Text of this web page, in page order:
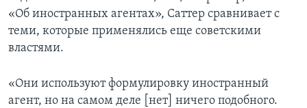
«Об иностранных агентах», Саттер сравнивает с
теми, которые применялись еще советскими
властями.
«Они используют формулировку иностранный
агент, но на самом деле [нет] ничего подобного.